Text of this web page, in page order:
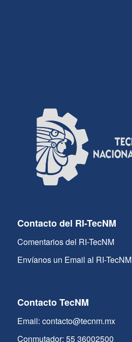
Contacto del RI-TecNM
Comentarios del RI-TecNM
Envíanos un Email al RI-TecNM
Contacto TecNM
Email: contacto@tecnm.mx
Conmutador: 55 36002500